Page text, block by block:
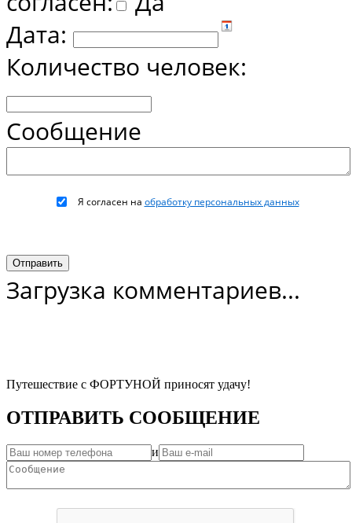
Дата:
Количество человек:
Сообщение
Я согласен на обработку персональных данных
Загрузка комментариев...
Путешествие с ФОРТУНОЙ приносят удачу!
ОТПРАВИТЬ СООБЩЕНИЕ
и